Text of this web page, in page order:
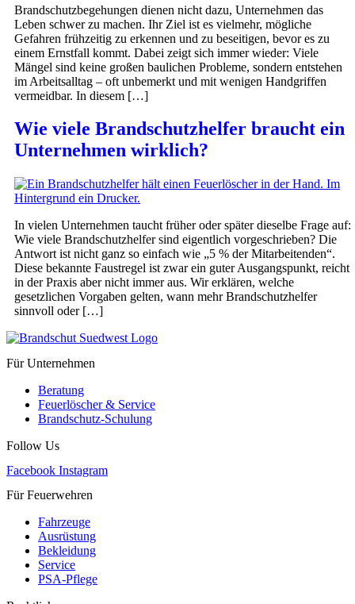
Brandschutzbegehungen dienen nicht dazu, Unternehmen das
Leben schwer zu machen. Ihr Ziel ist es vielmehr, mögliche
Gefahren frühzeitig zu erkennen und zu beseitigen, bevor es zu
einem Ernstfall kommt. Dabei zeigt sich immer wieder: Viele
Mängel sind keine großen baulichen Probleme, sondern entstehen
im Arbeitsalltag – oft unbemerkt und mit wenigen Handgriffen
vermeidbar. In diesem […]
Wie viele Brandschutzhelfer braucht ein
Unternehmen wirklich?
In vielen Unternehmen taucht früher oder später dieselbe Frage auf:
Wie viele Brandschutzhelfer sind eigentlich vorgeschrieben? Die
Antwort ist nicht ganz so einfach wie „5 % der Mitarbeitenden“.
Diese bekannte Faustregel ist zwar ein guter Ausgangspunkt, reicht
in der Praxis aber nicht immer aus. Wir erklären, welche
gesetzlichen Vorgaben gelten, wann mehr Brandschutzhelfer
sinnvoll oder […]
Für Unternehmen
Beratung
Feuerlöscher & Service
Brandschutz-Schulung
Follow Us
Facebook Instagram
Für Feuerwehren
Fahrzeuge
Ausrüstung
Bekleidung
Service
PSA-Pflege